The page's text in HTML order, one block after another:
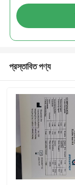
প্রস্তাবিত পণ্য